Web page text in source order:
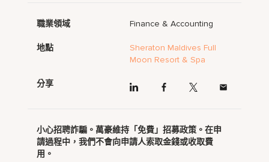
職業領域 Finance & Accounting
地點
Sheraton Maldives Full
Moon Resort & Spa
分享
小心招聘詐騙。萬豪維持「免費」招募政策。在申
請過程中，我們不會向申請人索取金錢或收取費
用。